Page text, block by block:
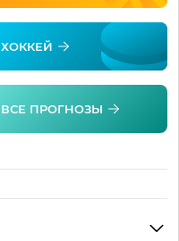
ХОККЕЙ
ВСЕ ПРОГНОЗЫ